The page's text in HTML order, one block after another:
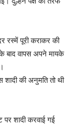
रस्में पूरी कराकर की
बाद वापस अपने मायके
शादी की अनुमति तो थी
पर शादी करवाई गई